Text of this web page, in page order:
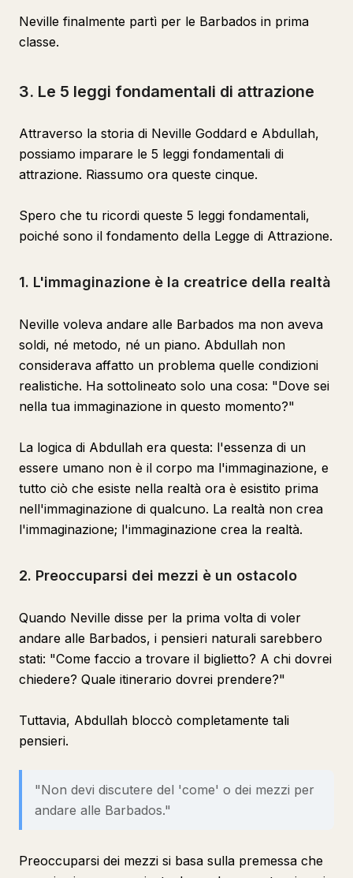
Neville finalmente partì per le Barbados in prima
classe.
3. Le 5 leggi fondamentali di attrazione
Attraverso la storia di Neville Goddard e Abdullah,
possiamo imparare le 5 leggi fondamentali di
attrazione. Riassumo ora queste cinque.
Spero che tu ricordi queste 5 leggi fondamentali,
poiché sono il fondamento della Legge di Attrazione.
1. L'immaginazione è la creatrice della realtà
Neville voleva andare alle Barbados ma non aveva
soldi, né metodo, né un piano. Abdullah non
considerava affatto un problema quelle condizioni
realistiche. Ha sottolineato solo una cosa: "Dove sei
nella tua immaginazione in questo momento?"
La logica di Abdullah era questa: l'essenza di un
essere umano non è il corpo ma l'immaginazione, e
tutto ciò che esiste nella realtà ora è esistito prima
nell'immaginazione di qualcuno. La realtà non crea
l'immaginazione; l'immaginazione crea la realtà.
2. Preoccuparsi dei mezzi è un ostacolo
Quando Neville disse per la prima volta di voler
andare alle Barbados, i pensieri naturali sarebbero
stati: "Come faccio a trovare il biglietto? A chi dovrei
chiedere? Quale itinerario dovrei prendere?"
Tuttavia, Abdullah bloccò completamente tali
pensieri.
"Non devi discutere del 'come' o dei mezzi per
andare alle Barbados."
Preoccuparsi dei mezzi si basa sulla premessa che